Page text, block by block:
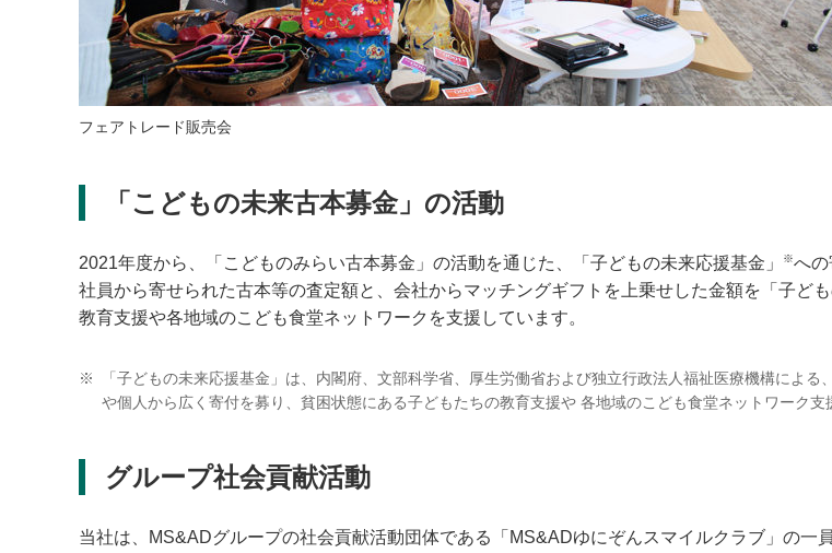
フェアトレード販売会
「こどもの未来古本募金」の活動
2021年度から、「こどものみらい古本募金」の活動を通じた、「子どもの未来応援基金」 ※への
社員から寄せられた古本等の査定額と、会社からマッチングギフトを上乗せした金額を「子ど
教育支援や各地域のこども食堂ネットワークを支援しています。
※
「子どもの未来応援基金」は、内閣府、文部科学省、厚生労働省および独立行政法人福祉医療機構によ
や個人から広く寄付を募り、貧困状態にある子どもたちの教育支援や 各地域のこども食堂ネットワーク支
グループ社会貢献活動
当社は、MS&ADグループの社会貢献活動団体である「MS&ADゆにぞんスマイルクラブ」の